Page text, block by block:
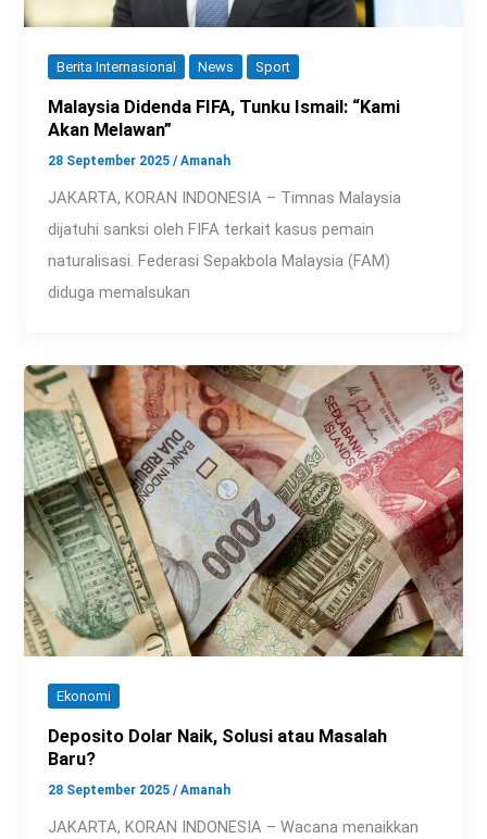
Berita Internasional News Sport
Malaysia Didenda FIFA, Tunku Ismail: “Kami
Akan Melawan”
28 September 2025/Amanah
JAKARTA, KORAN INDONESIA – Timnas Malaysia
dijatuhi sanksi oleh FIFA terkait kasus pemain
naturalisasi. Federasi Sepakbola Malaysia (FAM)
diduga memalsukan
Ekonomi
Deposito Dolar Naik, Solusi atau Masalah
Baru?
28 September 2025/Amanah
JAKARTA, KORAN INDONESIA – Wacana menaikkan